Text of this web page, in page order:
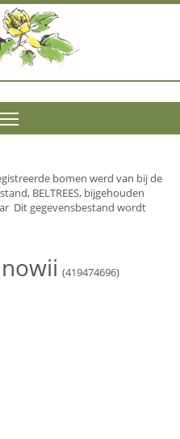
bomen werd van bij de
BELTREES, bijgehouden
Dit gegevensbestand wordt
(419474696)